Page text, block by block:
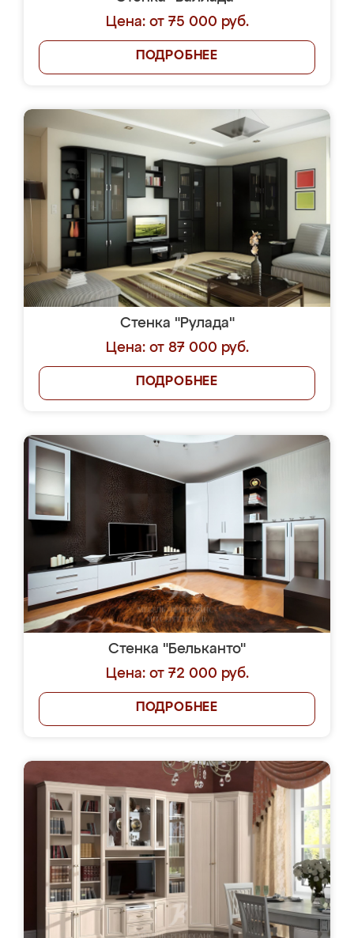
Цена: от 75 000 руб.
ПОДРОБНЕЕ
Стенка "Рулада"
Цена: от 87 000 руб.
ПОДРОБНЕЕ
Стенка "Бельканто"
Цена: от 72 000 руб.
ПОДРОБНЕЕ